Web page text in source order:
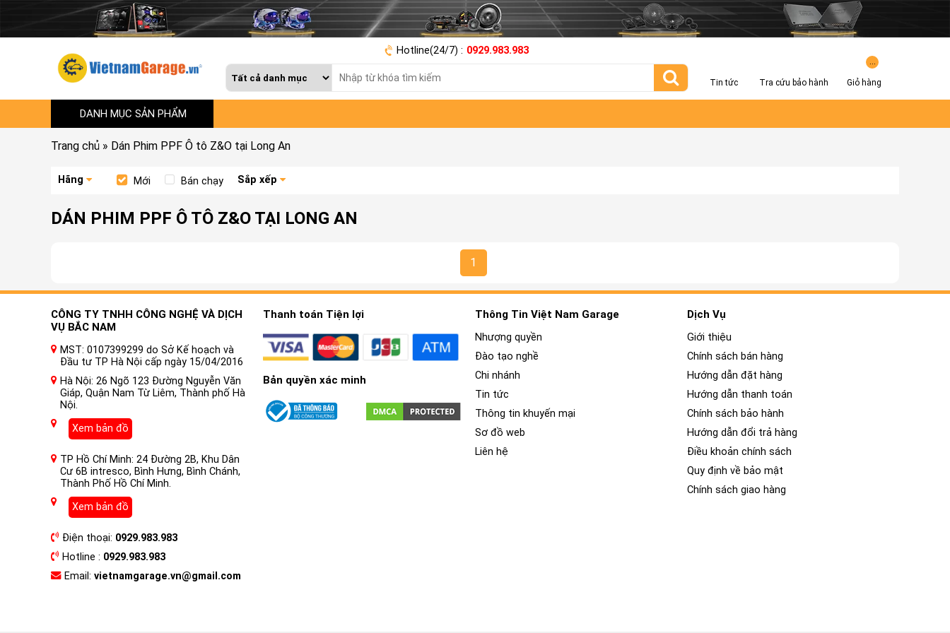
Hotline(24/7) : 0929.983.983
Tin tức Tra cứu bảo hành Giỏ hàng
DANH MỤC SẢN PHẨM
Trang chủ » Dán Phim PPF Ô tô Z&O tại Long An
Hãng Mới Bán chạy Sắp xếp
DÁN PHIM PPF Ô TÔ Z&O TẠI LONG AN
1
CÔNG TY TNHH CÔNG NGHỆ VÀ DỊCH
VỤ BẮC NAM
MST: 0107399299 do Sở Kế hoạch và
Đầu tư TP Hà Nội cấp ngày 15/04/2016
Hà Nội: 26 Ngõ 123 Đường Nguyễn Văn
Giáp, Quận Nam Từ Liêm, Thành phố Hà
Nội.
Xem bản đồ
TP Hồ Chí Minh: 24 Đường 2B, Khu Dân
Cư 6B intresco, Bình Hưng, Bình Chánh,
Thành Phố Hồ Chí Minh.
Xem bản đồ
Điện thoại: 0929.983.983
Hotline : 0929.983.983
Email: vietnamgarage.vn@gmail.com
Thanh toán Tiện lợi
Bản quyền xác minh
Thông Tin Việt Nam Garage
Nhượng quyền
Đào tạo nghề
Chi nhánh
Tin tức
Thông tin khuyến mại
Sơ đồ web
Liên hệ
Dịch Vụ
Giới thiệu
Chính sách bán hàng
Hướng dẫn đặt hàng
Hướng dẫn thanh toán
Chính sách bảo hành
Hướng dẫn đổi trả hàng
Điều khoản chính sách
Quy định về bảo mật
Chính sách giao hàng